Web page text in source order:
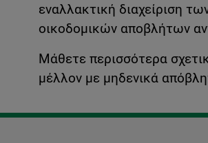
εναλλακτική διαχείριση
οικοδομικών αποβλήτων
Μάθετε περισσότερα
μέλλον με μηδενικά